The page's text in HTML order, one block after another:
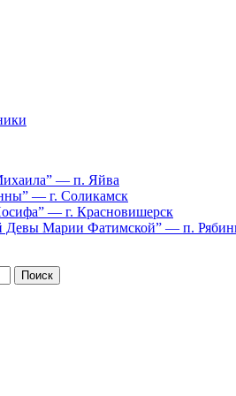
— п. Яйва
— г. Соликамск
— г. Красновишерск
Девы Марии Фатимской” — п.